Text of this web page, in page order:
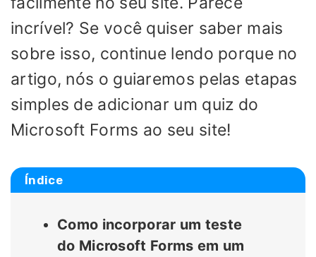
incrível? Se você quiser saber mais
sobre isso, continue lendo porque no
artigo, nós o guiaremos pelas etapas
simples de adicionar um quiz do
Microsoft Forms ao seu site!
Índice
Como incorporar um teste
do Microsoft Forms em um